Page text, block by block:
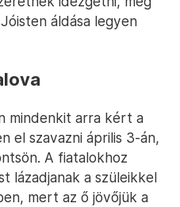
áldása legyen
mindenkit arra kért a
el szavazni április 3-án,
A fiatalokhoz
lázadjanak a szüleikkel
mert az ő jövőjük a